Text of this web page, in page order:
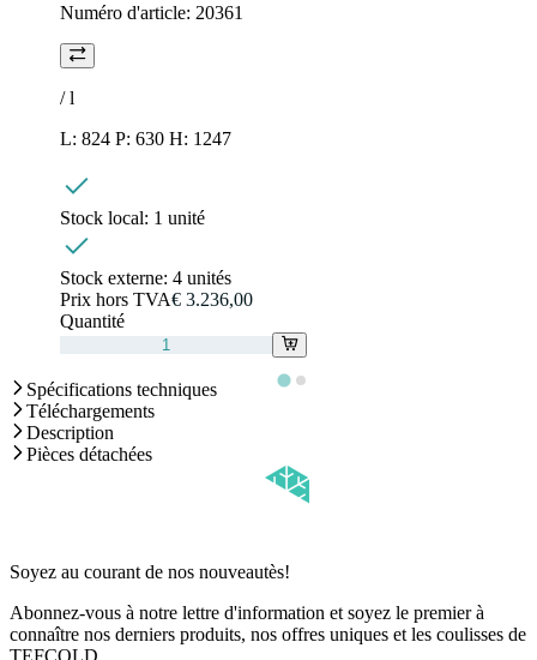
Numéro d'article: 20361
/l
L: 824 P: 630 H: 1247
Stock local: 1 unité
Stock externe: 4 unités
Prix hors TVA€ 3.236,00
Quantité
Spécifications techniques
Téléchargements
Description
Pièces détachées
Soyez au courant de nos nouveautès!
Abonnez-vous à notre lettre d'information et soyez le premier à
connaître nos derniers produits, nos offres uniques et les coulisses de
TEFCOLD.